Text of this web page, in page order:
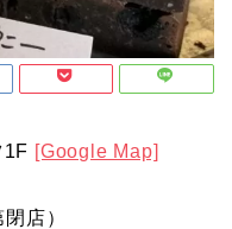
1F [Google Map]
店）